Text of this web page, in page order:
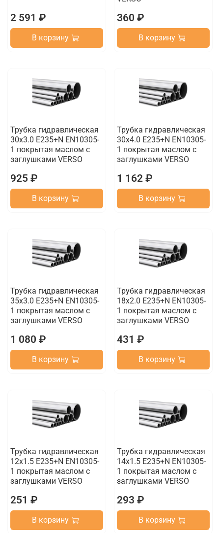
2 591 ₽
В корзину
360 ₽
В корзину
Трубка гидравлическая
30х3.0 E235+N EN10305-
1 покрытая маслом с
заглушками VERSO
925 ₽
В корзину
Трубка гидравлическая
30х4.0 E235+N EN10305-
1 покрытая маслом с
заглушками VERSO
1 162 ₽
В корзину
Трубка гидравлическая
35х3.0 E235+N EN10305-
1 покрытая маслом с
заглушками VERSO
1 080 ₽
В корзину
Трубка гидравлическая
18х2.0 E235+N EN10305-
1 покрытая маслом с
заглушками VERSO
431 ₽
В корзину
Трубка гидравлическая
12х1.5 E235+N EN10305-
1 покрытая маслом с
заглушками VERSO
251 ₽
В корзину
Трубка гидравлическая
14х1.5 E235+N EN10305-
1 покрытая маслом с
заглушками VERSO
293 ₽
В корзину